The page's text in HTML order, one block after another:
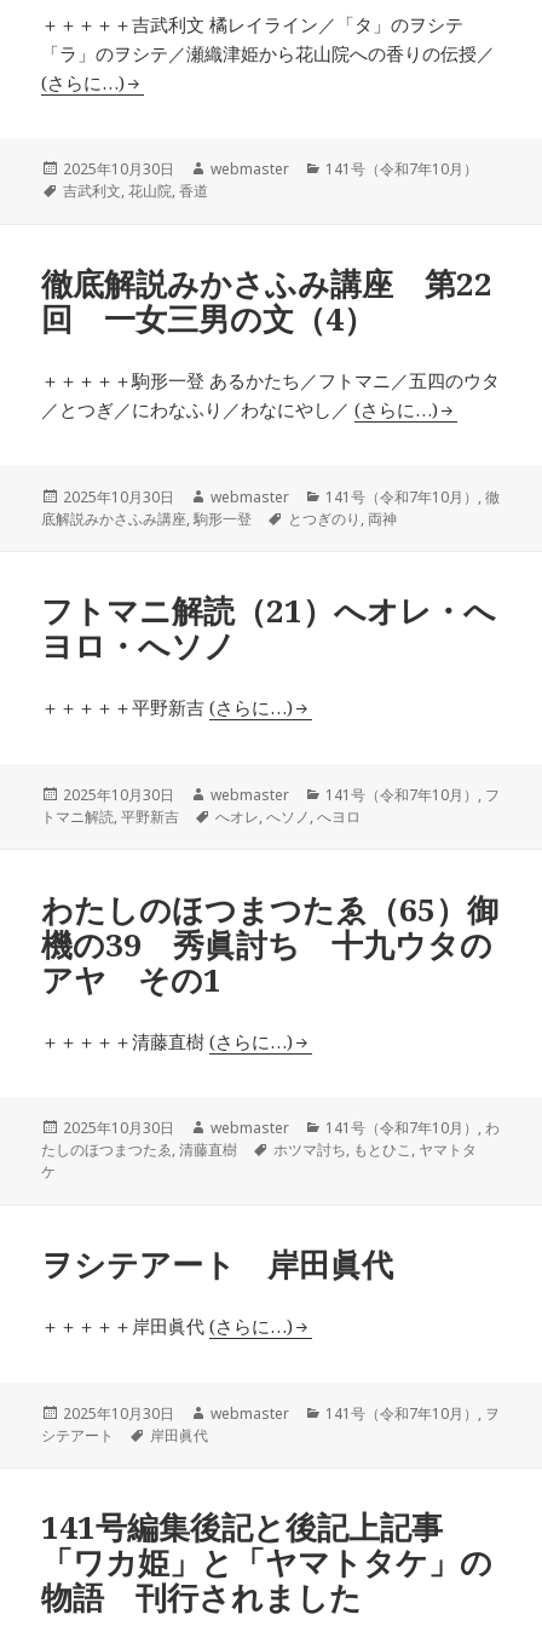
＋＋＋＋＋吉武利文 橘レイライン／「タ」のヲシテ
「ラ」のヲシテ／瀬織津姫から花山院への香りの伝授／
(さらに…)
投
稿
2025年10月30日
作
webmaster
カ
141号（令和7年10月）
タ
吉武利文,花山院,香道
徹底解説みかさふみ講座 第22
回 一女三男の文（4）
＋＋＋＋＋駒形一登 あるかたち／フトマニ／五四のウタ
／とつぎ／にわなふり／わなにやし／(さらに…)
投
稿
2025年10月30日
作
成
webmaster
カ
テ
141号（令和7年10月） ,徹
底解説みかさふみ講座,駒形一登
タ
とつぎのり , 両神
フトマニ解読（21）へオレ・へ
ヨロ・へソノ
＋＋＋＋＋平野新吉(さらに…)
投
稿
2025年10月30日
作
成
webmaster
カ
テ
141号（令和7年10月） , フ
トマニ解読,平野新吉
タ
へオレ,へソノ,へヨロ
わたしのほつまつたゑ（65）御
機の39 秀眞討ち 十九ウタの
アヤ その1
＋＋＋＋＋清藤直樹(さらに…)
投
稿
2025年10月30日
作
成
webmaster
カ
テ
141号（令和7年10月） ,わ
たしのほつまつたゑ,清藤直樹
タ
ホツマ討ち, もとひこ , ヤマトタ
ケ
ヲシテアート 岸田眞代
＋＋＋＋＋岸田眞代(さらに…)
投
稿
2025年10月30日
作
webmaster
カ
141号（令和7年10月） , ヲ
シテアート
タ
岸田眞代
141号編集後記と後記上記事
「ワカ姫」と「ヤマトタケ」の
物語 刊行されました